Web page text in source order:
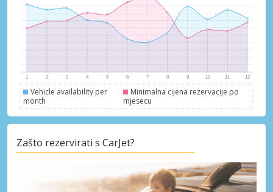
Vehicle availability per
month
Minimalna cijena rezervacije po
mjesecu
Zašto rezervirati s CarJet?